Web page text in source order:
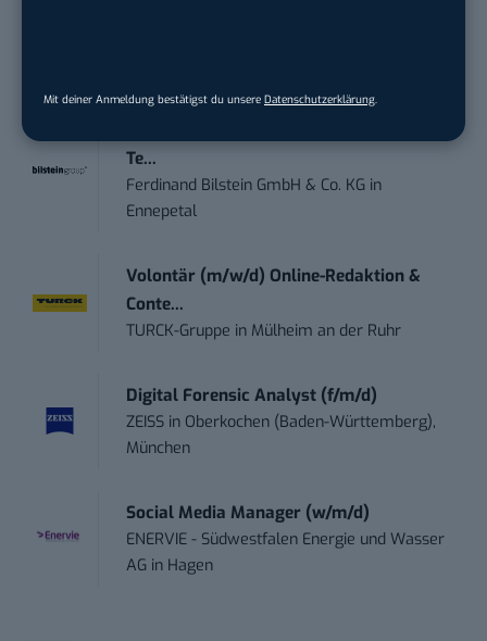
Mit deiner Anmeldung bestätigst du unsere Datenschutzerklärung
Te...
Ferdinand Bilstein GmbH & Co. KG in
Ennepetal
Volontär (m/w/d) Online-Redaktion &
Conte...
TURCK-Gruppe in Mülheim an der Ruhr
Digital Forensic Analyst (f/m/d)
ZEISS in Oberkochen (Baden-Württemberg),
München
Social Media Manager (w/m/d)
ENERVIE - Südwestfalen Energie und Wasser
AG in Hagen